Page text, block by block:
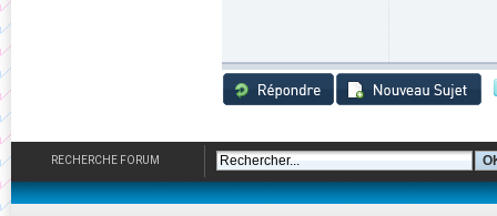
RECHERCHE FORUM